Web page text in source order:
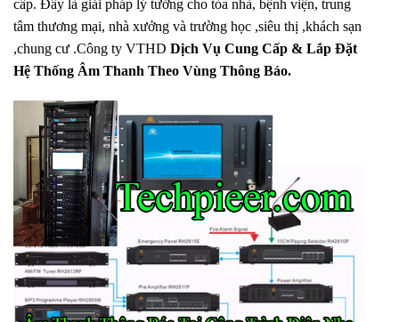
cấp. Đây là giải pháp lý tưởng cho tòa nhà, bệnh viện, trung
tâm thương mại, nhà xưởng và trường học ,siêu thị ,khách sạn
,chung cư .Công ty VTHD Dịch Vụ Cung Cấp & Lắp Đặt
Hệ Thống Âm Thanh Theo Vùng Thông Báo.